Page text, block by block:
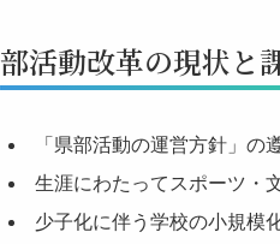
部活動改革の現状と
「県部活動の運営方針」
生涯にわたってスポーツ・
少子化に伴う学校の小規模